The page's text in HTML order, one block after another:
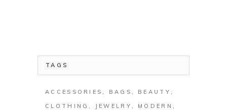
TAGS
ACCESSORIES BAGS
BEAUTY
CLOTHING
JEWELRY
MODERN